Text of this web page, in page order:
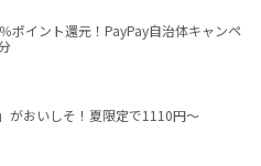
ポイント還元！PayPay自治体キャンペ
がおいしそ！夏限定で1110円～